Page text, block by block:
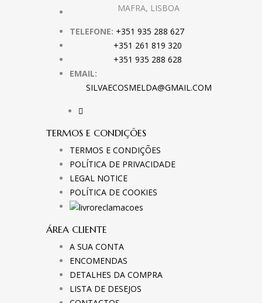
MAFRA, LISBOA
TELEFONE: +351 935 288 627
+351 261 819 320
+351 935 288 628
EMAIL:
SILVAECOSMELDA@GMAIL.COM
TERMOS E CONDIÇÕES
TERMOS E CONDIÇÕES
POLÍTICA DE PRIVACIDADE
LEGAL NOTICE
POLÍTICA DE COOKIES
ÁREA CLIENTE
A SUA CONTA
ENCOMENDAS
DETALHES DA COMPRA
LISTA DE DESEJOS